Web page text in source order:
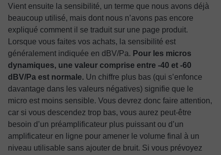
Vient ensuite la sensibilité, un terme que nous avons déjà
beaucoup utilisé, mais dont nous n’avons pas encore
expliqué comment il se traduit sur une page produit.
Lorsque vous faites vos achats, la sensibilité est
généralement indiquée en dBV/Pa. Pour les micros
dynamiques, une valeur comprise entre -40 et -60
dBV/Pa est normale. Un chiffre plus bas (qui s’enfonce
davantage dans les valeurs négatives) signifie que le
micro est moins sensible. Vous devrez donc faire attention,
car si vous descendez trop bas, vous aurez peut-être
besoin d’un préamplificateur plus puissant ou d’un
amplificateur en ligne pour amener le volume final à un
niveau utilisable sans ajouter de bruit. Si vous prévoyez